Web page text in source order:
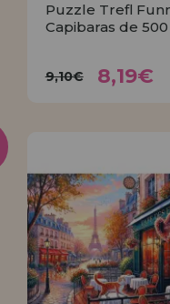
Puzzle Trefl
Capibaras de
9,10€ 8,19€